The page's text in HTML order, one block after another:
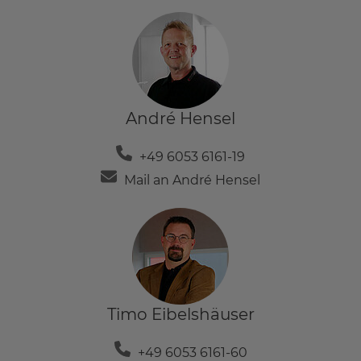
André Hensel
+49 6053 6161-19
Mail an André Hensel
Timo Eibelshäuser
+49 6053 6161-60